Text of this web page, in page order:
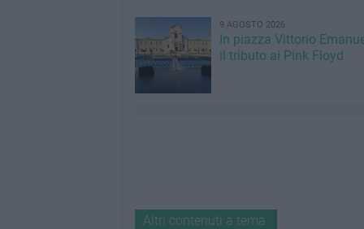
9 AGOSTO 2026
In piazza Vittorio
il tributo ai Pink Floyd
Altri contenuti a tema